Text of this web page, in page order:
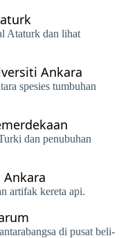
Ataturk dan lihat
Ankara
spesies tumbuhan
dan penubuhan
artifak kereta api.
di pusat beli-